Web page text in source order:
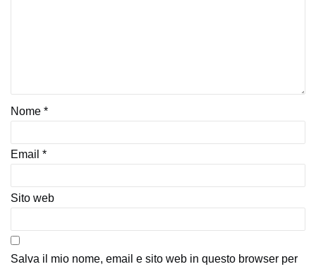
Nome *
Email *
Sito web
Salva il mio nome, email e sito web in questo browser per